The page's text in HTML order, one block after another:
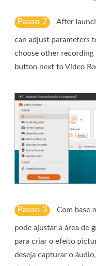
Passo 2 After
can adjust parameters
choose other
button next to Video
Passo 3 Com base
pode ajustar a área de
para criar o efeito
deseja capturar o